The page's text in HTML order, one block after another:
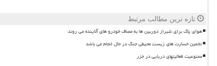
تازه ترین مطالب مرتبط
هوای پاک برای شیراز دوربین ها به مصاف خودرو های آلاینده می روند
تخمین خسارت های زیست محیطی جنگ در حال انجام می باشد
ممنوعیت فعالیتهای دریایی در خزر